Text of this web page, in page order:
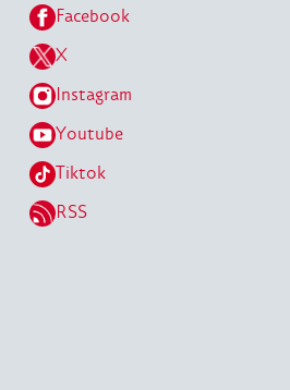
Facebook
X
Instagram
Youtube
Tiktok
RSS